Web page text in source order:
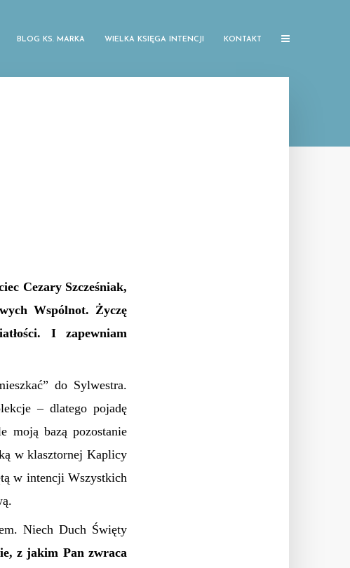
BLOG KS. MARKA WIELKA KSIĘGA INTENCJI KONTAKT
Cezary Szcześniak,
Wspólnot. Życzę
I zapewniam
do Sylwestra.
– dlatego pojadę
moją bazą pozostanie
w klasztornej Kaplicy
w intencji Wszystkich
Niech Duch Święty
z jakim Pan zwraca